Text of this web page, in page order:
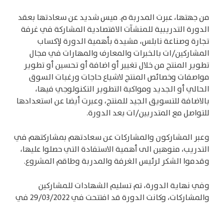
من جهتها، عبرت المدربة م. ميس شديد عن سعادتها بعقد
الدورة التدريبية للمنشآت الاقتصادية المشاركة في غرفة
تجارة وصناعة نابلس، مشيدة بأهمية الدورة لإكساب
المشاركين/ات بالخبرات والمعارف والمهارات في مجال
تطوير المنتج من خلال تغيير أو اضافة أو تحسين أو تطوير
مواصفات وخصائص المنتج لاشباع حاجات ورغبات السوق
الحالي أو الجديد ومواكبة التطوير التكنولوجي فيها،
بالاضافة للتسويق الجيد للمنتج، وعبرت أيضا عن استعدادها
للتواصل مع المتدربين/ات بعد الدورة.
وعبر المشاركون والمشاركات عن سعادتهم بمشاركتهم في
التدريب، منوهين الى أهمية الاستفادة التي حصلوا عليها،
وقدموا الشكر لرئيس الغرفة والمدربة وطاقم المشروع.
وفي نهاية الدورة، تم تسليم الشهادات للمشاركين
والمشاركات، وكانت الدورة قد افتتحت في 29/03/2022 في